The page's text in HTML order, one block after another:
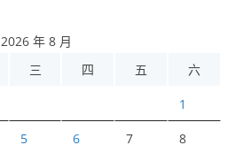
2026 年 8 月
三 四 五 六
1
5 6 7 8